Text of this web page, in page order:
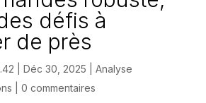
défis à
de près
Déc 30, 2025
Analyse
0 commentaires